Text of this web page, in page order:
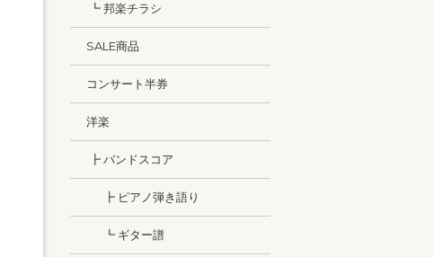
┗ 邦楽チラシ
SALE商品
コンサート半券
洋楽
┣ バンドスコア
┣ ピアノ弾き語り
┗ ギター譜